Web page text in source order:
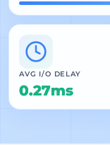
AVG I/O DELAY
0.27ms